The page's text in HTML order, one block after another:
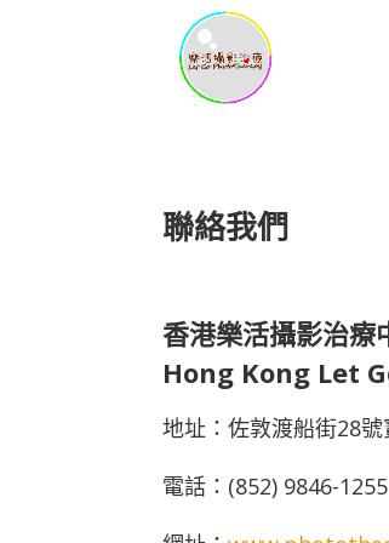
聯絡我們
香港樂活攝影治療
Hong Kong Let
地址：佐敦渡船街28
電話：(852) 9846-1255